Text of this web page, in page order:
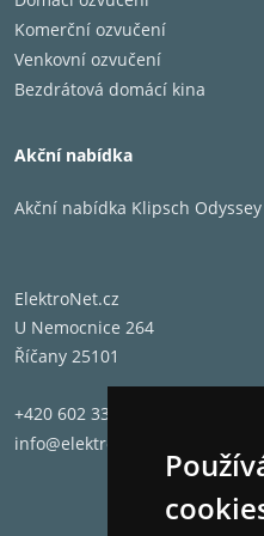
Komerční ozvučení
Venkovní ozvučení
Bezdrátová domácí kina
Akční nabídka
Akční nabídka Klipsch Odyssey
ElektroNet.cz
U Nemocnice 264
Říčany 25101
+420 602 331 662
info@elektronet.cz